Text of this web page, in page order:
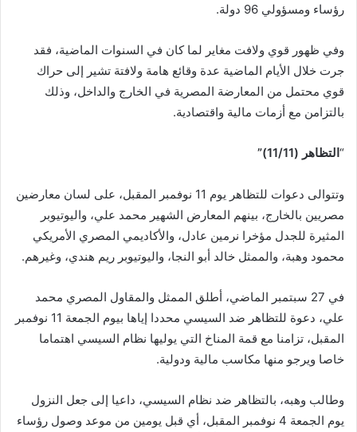
رؤساء ومسؤولي 96 دولة.
وفي ظهور قوي ولافت مغاير لما كان في السنوات الماضية، فقد
جرت خلال الأيام الماضية عدة وقائع هامة ولافتة تشير إلى حراك
قوي محتمل من المعارضة المصرية في الخارج والداخل، وذلك
بالتزامن مع أزمات مالية واقتصادية.
“التظاهر (11/11)”
وتتوالى دعوات للتظاهر يوم 11 نوفمبر المقبل، على لسان معارضين
مصريين بالخارج، بينهم المعارض الشهير محمد علي، واليوتيوبر
المثيرة للجدل مؤخرا نرمين عادل، والأكاديمي المصري الأمريكي
محمود وهبة، والممثل خالد أبو النجا، واليوتيوبر ريم هندي، وغيرهم.
في 27 سبتمبر الماضي، أطلق الممثل والمقاول المصري محمد
علي، دعوة للتظاهر ضد السيسي محددا إياها بيوم الجمعة 11 نوفمبر
المقبل، تزامنا مع قمة المناخ التي يوليها نظام السيسي اهتماما
خاصا ويرجو منها مكاسب مالية ودولية.
وطالب وهبه، بالتظاهر ضد نظام السيسي، داعيا إلى جعل النزول
يوم الجمعة 4 نوفمبر المقبل، أي قبل يومين من موعد وصول رؤساء